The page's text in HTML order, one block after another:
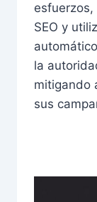
SEO y
la
mitigando
sus